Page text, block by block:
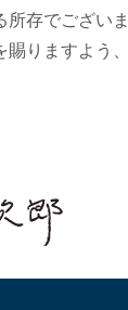
存でござい
賜りますよう